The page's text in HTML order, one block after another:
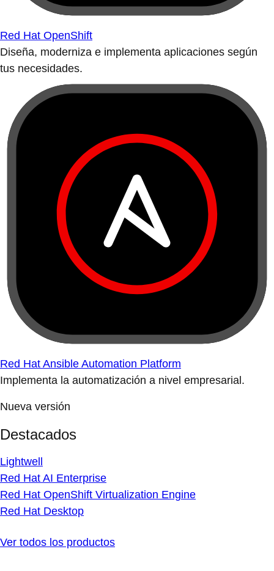
Red Hat OpenShift
Diseña, moderniza e implementa aplicaciones según
tus necesidades.
Red Hat Ansible Automation Platform
Implementa la automatización a nivel empresarial.
Nueva versión
Destacados
Lightwell
Red Hat AI Enterprise
Red Hat OpenShift Virtualization Engine
Red Hat Desktop
Ver todos los productos